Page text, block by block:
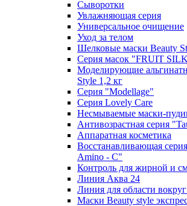
Сыворотки
Увлажняющая серия
Универсальное очищение
Уход за телом
Шелковые маски Beauty
Серия масок "FRUIT
Моделирующие
Style 1,2 кг
Серия "Modellage"
Cерия Lovely Care
Несмываемые маски-
Антивозрастная серия
Аппаратная косметика
Восстанавливающая
Amino - C"
Контроль для жирной и
Линия Аква 24
Линия для области вокруг
Маски Beauty style